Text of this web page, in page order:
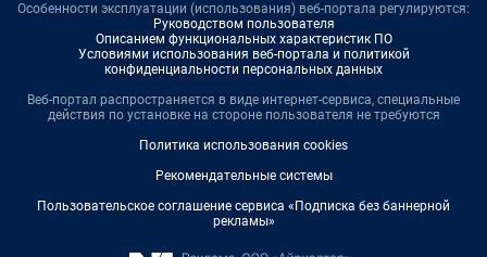
Особенности эксплуатации (использования) веб-портала регулируются:
Руководством пользователя
Описанием функциональных характеристик ПО
Условиями использования веб-портала и политикой
конфиденциальности персональных данных
Веб-портал распространяется в виде интернет-сервиса, специальные
действия по установке на стороне пользователя не требуются
Политика использования cookies
Рекомендательные системы
Пользовательское соглашение сервиса «Подписка без баннерной
рекламы»